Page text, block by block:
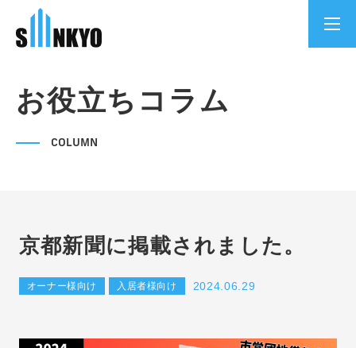
お役立ちコラム
COLUMN
京都新聞に掲載されました。
オーナー様向け 入居者様向け 2024.06.29